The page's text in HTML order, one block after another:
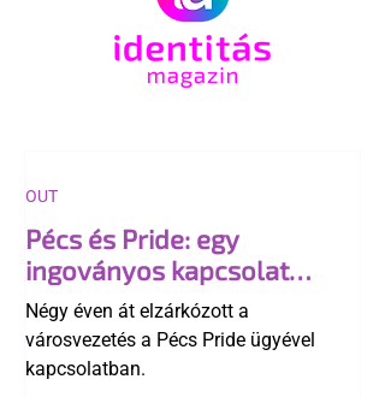
Pécs és Pride: egy
ingoványos kapcsolat
története
Négy éven át elzárkózott a
városvezetés a Pécs Pride ügyével
kapcsolatban.
OUT